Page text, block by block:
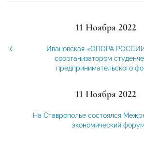
11 Ноября 2022
Ивановская «ОПОРА
соорганизатором
предпринимательского
11 Ноября 2022
На Ставрополье состоялся
экономический форум